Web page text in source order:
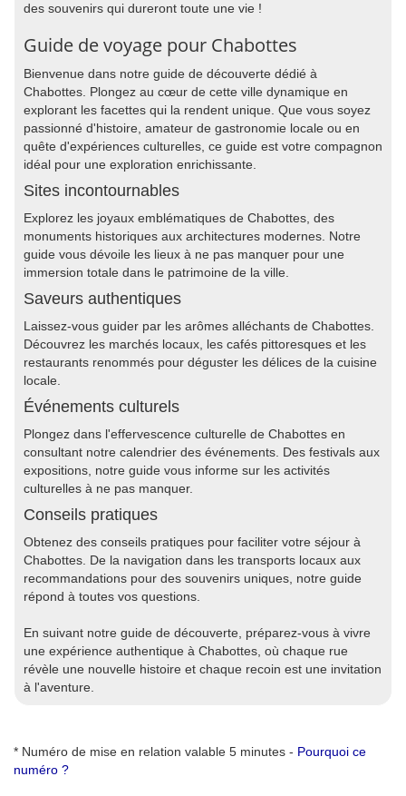
des souvenirs qui dureront toute une vie !
Guide de voyage pour Chabottes
Bienvenue dans notre guide de découverte dédié à
Chabottes. Plongez au cœur de cette ville dynamique en
explorant les facettes qui la rendent unique. Que vous soyez
passionné d'histoire, amateur de gastronomie locale ou en
quête d'expériences culturelles, ce guide est votre compagnon
idéal pour une exploration enrichissante.
Sites incontournables
Explorez les joyaux emblématiques de Chabottes, des
monuments historiques aux architectures modernes. Notre
guide vous dévoile les lieux à ne pas manquer pour une
immersion totale dans le patrimoine de la ville.
Saveurs authentiques
Laissez-vous guider par les arômes alléchants de Chabottes.
Découvrez les marchés locaux, les cafés pittoresques et les
restaurants renommés pour déguster les délices de la cuisine
locale.
Événements culturels
Plongez dans l'effervescence culturelle de Chabottes en
consultant notre calendrier des événements. Des festivals aux
expositions, notre guide vous informe sur les activités
culturelles à ne pas manquer.
Conseils pratiques
Obtenez des conseils pratiques pour faciliter votre séjour à
Chabottes. De la navigation dans les transports locaux aux
recommandations pour des souvenirs uniques, notre guide
répond à toutes vos questions.
En suivant notre guide de découverte, préparez-vous à vivre
une expérience authentique à Chabottes, où chaque rue
révèle une nouvelle histoire et chaque recoin est une invitation
à l'aventure.
* Numéro de mise en relation valable 5 minutes - Pourquoi ce
numéro ?